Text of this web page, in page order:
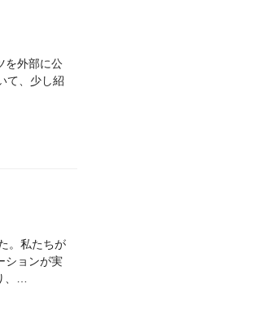
を外部に公
て、少し紹
。私たちが
り、…